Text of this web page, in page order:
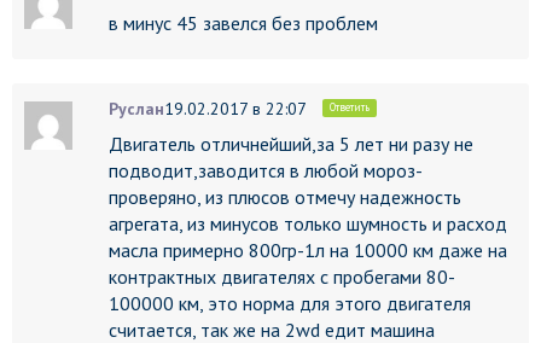
в минус 45 завелся без проблем
Руслан19.02.2017 в 22:07 Ответить
Двигатель отличнейший,за 5 лет ни разу не
подводит,заводится в любой мороз-
проверяно, из плюсов отмечу надежность
агрегата, из минусов только шумность и расход
масла примерно 800гр-1л на 10000 км даже на
контрактных двигателях с пробегами 80-
100000 км, это норма для этого двигателя
считается, так же на 2wd едит машина